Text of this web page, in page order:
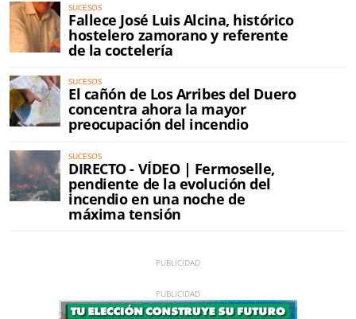
SUCESOS
Fallece José Luis Alcina, histórico
hostelero zamorano y referente
de la coctelería
SUCESOS
El cañón de Los Arribes del Duero
concentra ahora la mayor
preocupación del incendio
SUCESOS
DIRECTO - VÍDEO | Fermoselle,
pendiente de la evolución del
incendio en una noche de
máxima tensión